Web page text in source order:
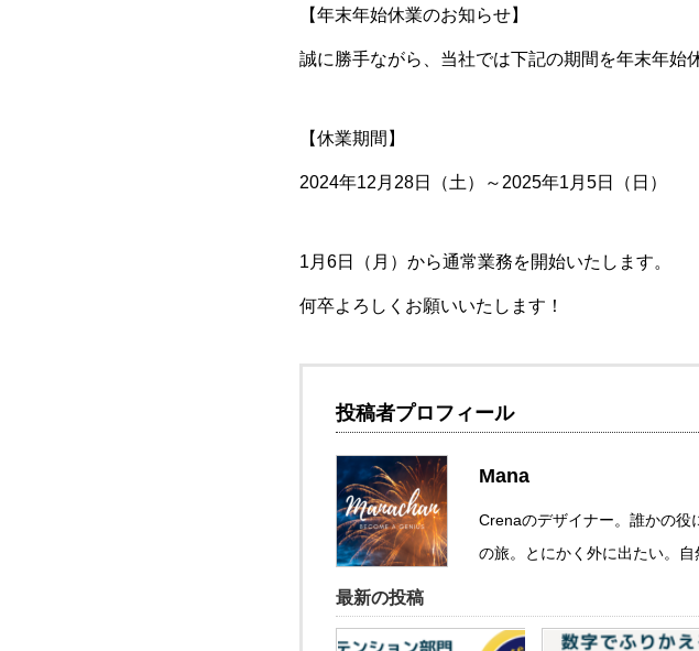
【年末年始休業のお知らせ】
誠に勝手ながら、当社では下記の期間を年末年始
【休業期間】
2024年12月28日（土）～2025年1月5日（日）
1月6日（月）から通常業務を開始いたします。
何卒よろしくお願いいたします！
投稿者プロフィール
Mana
Crenaのデザイナー。誰かの役
の旅。とにかく外に出たい。
最新の投稿